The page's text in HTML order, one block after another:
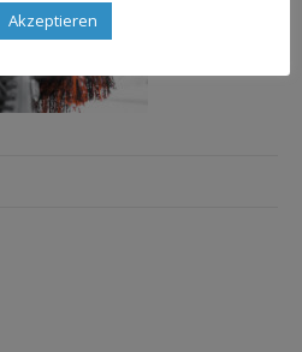
Akzeptieren